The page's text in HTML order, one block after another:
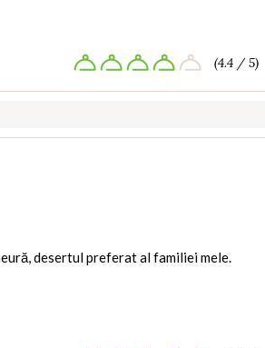
(4.4 / 5)
desertul preferat al familiei mele.